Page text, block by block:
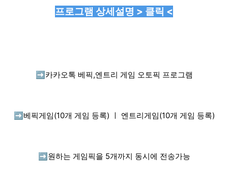
프로그램 상세설명 > 클릭 <
➡️ 카카오톡 베픽,엔트리 게임 오토픽 프로그램
➡️ 베픽게임(10개 게임 등록) ㅣ 엔트리게임(10개 게임 등록)
➡️ 원하는 게임픽을 5개까지 동시에 전송가능